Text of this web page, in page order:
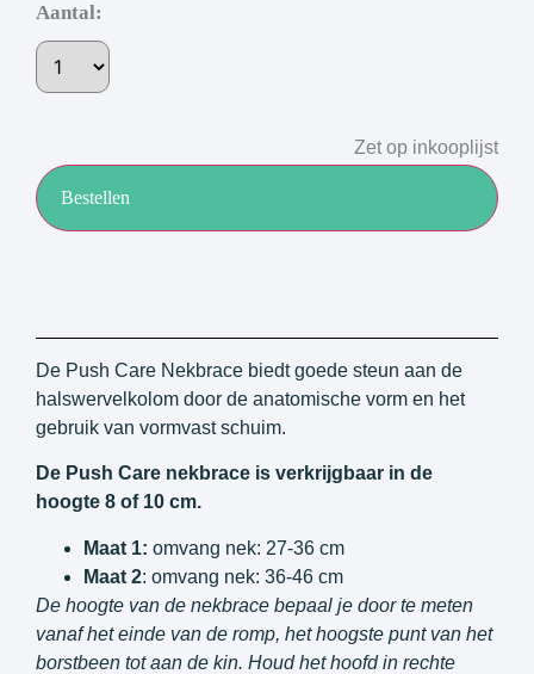
Aantal:
Bestellen
Zet op inkooplijst
De Push Care Nekbrace biedt goede steun aan de
halswervelkolom door de anatomische vorm en het
gebruik van vormvast schuim.
De Push Care nekbrace is verkrijgbaar in de
hoogte 8 of 10 cm.
Maat 1: omvang nek: 27-36 cm
Maat 2: omvang nek: 36-46 cm
De hoogte van de nekbrace bepaal je door te meten
vanaf het einde van de romp, het hoogste punt van het
borstbeen tot aan de kin. Houd het hoofd in rechte